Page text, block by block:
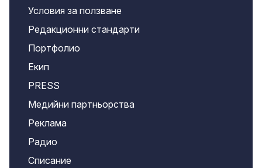
Условия за ползване
Редакционни стандарти
Портфолио
Екип
PRESS
Медийни партньорства
Реклама
Радио
Списание